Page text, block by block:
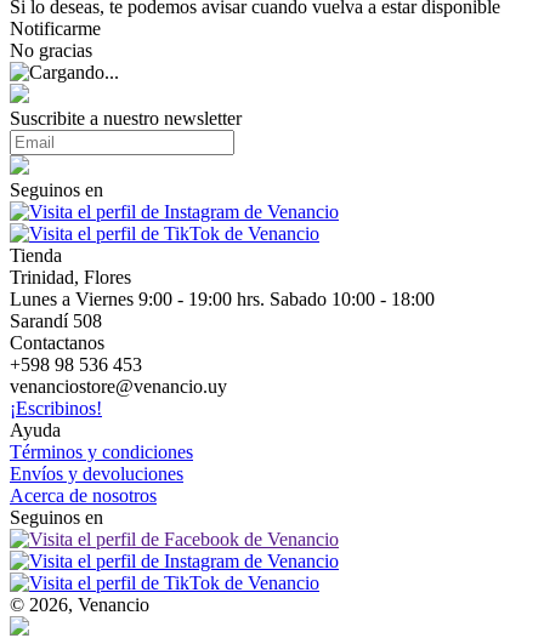
Si lo deseas, te podemos avisar cuando vuelva a estar disponible
Notificarme
No gracias
Suscribite a nuestro newsletter
Seguinos en
Tienda
Trinidad, Flores
Lunes a Viernes 9:00 - 19:00 hrs. Sabado 10:00 - 18:00
Sarandí 508
Contactanos
+598 98 536 453
venanciostore@venancio.uy
¡Escribinos!
Ayuda
Términos y condiciones
Envíos y devoluciones
Acerca de nosotros
Seguinos en
© 2026, Venancio